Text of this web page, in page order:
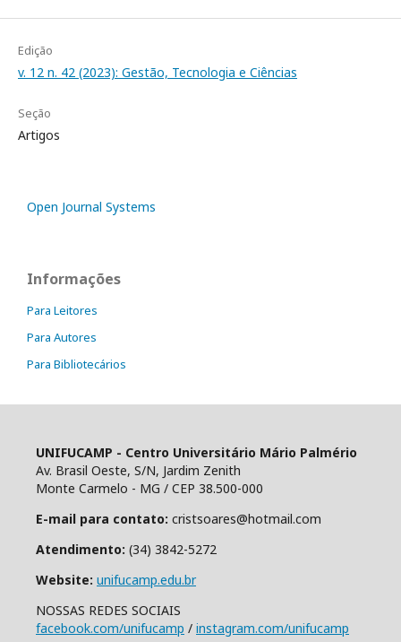
Edição
v. 12 n. 42 (2023): Gestão, Tecnologia e Ciências
Seção
Artigos
Open Journal Systems
Informações
Para Leitores
Para Autores
Para Bibliotecários
UNIFUCAMP - Centro Universitário Mário Palmério
Av. Brasil Oeste, S/N, Jardim Zenith
Monte Carmelo - MG / CEP 38.500-000
E-mail para contato: cristsoares@hotmail.com
Atendimento: (34) 3842-5272
Website: unifucamp.edu.br
NOSSAS REDES SOCIAIS
facebook.com/unifucamp / instagram.com/unifucamp